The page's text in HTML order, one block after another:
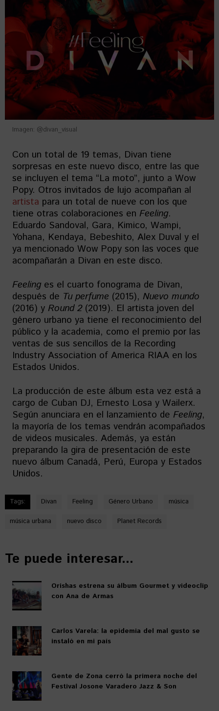
Imagen: @divan_visual
Con un total de 19 temas, Divan tiene
sorpresas en este nuevo disco, entre las que
se incluyen el tema “La moto”, junto a Wow
Popy. Otros invitados de lujo acompañan al
artista para un total de nueve con los que
tiene otras colaboraciones en Feeling.
Eduardo Sandoval, Gara, Kimico, Wampi,
Yohana, Kendaya, Bebeshito, Alex Duval y el
ya mencionado Wow Popy son las voces que
acompañarán a Divan en este disco.
Feeling es el cuarto fonograma de Divan,
después de Tu perfume (2015), Nuevo mundo
(2016) y Round 2(2019). El artista joven del
género urbano ya tiene el reconocimiento del
público y la academia, como el premio por las
ventas de sus sencillos de la Recording
Industry Association of America RIAA en los
Estados Unidos.
La producción de este álbum esta vez está a
cargo de Cuban DJ, Ernesto Losa y Wailerx.
Según anunciara en el lanzamiento de Feeling,
la mayoría de los temas vendrán acompañados
de videos musicales. Además, ya están
preparando la gira de presentación de este
nuevo álbum Canadá, Perú, Europa y Estados
Unidos.
Tags: Divan Feeling Género Urbano música
música urbana nuevo disco Planet Records
Te puede interesar...
Orishas estrena su álbum Gourmet y videoclip
con Ana de Armas
Carlos Varela: la epidemia del mal gusto se
instaló en mi país
Gente de Zona cerró la primera noche del
Festival Josone Varadero Jazz & Son